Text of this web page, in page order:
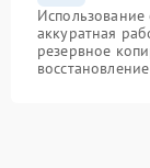
аккуратная
резервное